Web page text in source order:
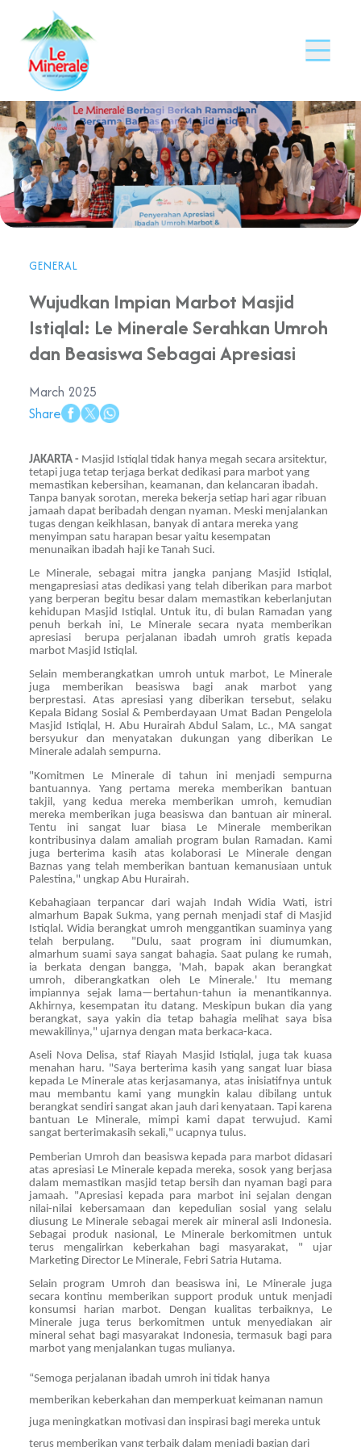
GENERAL
Wujudkan Impian Marbot Masjid
Istiqlal: Le Minerale Serahkan Umroh
dan Beasiswa Sebagai Apresiasi
March 2025
Share
JAKARTA - Masjid Istiqlal tidak hanya megah secara arsitektur,
tetapi juga tetap terjaga berkat dedikasi para marbot yang
memastikan kebersihan, keamanan, dan kelancaran ibadah.
Tanpa banyak sorotan, mereka bekerja setiap hari agar ribuan
jamaah dapat beribadah dengan nyaman. Meski menjalankan
tugas dengan keikhlasan, banyak di antara mereka yang
menyimpan satu harapan besar yaitu kesempatan
menunaikan ibadah haji ke Tanah Suci.
Le Minerale, sebagai mitra jangka panjang Masjid Istiqlal,
mengapresiasi atas dedikasi yang telah diberikan para marbot
yang berperan begitu besar dalam memastikan keberlanjutan
kehidupan Masjid Istiqlal. Untuk itu, di bulan Ramadan yang
penuh berkah ini, Le Minerale secara nyata memberikan
apresiasi berupa perjalanan ibadah umroh gratis kepada
marbot Masjid Istiqlal.
Selain memberangkatkan umroh untuk marbot, Le Minerale
juga memberikan beasiswa bagi anak marbot yang
berprestasi. Atas apresiasi yang diberikan tersebut, selaku
Kepala Bidang Sosial & Pemberdayaan Umat Badan Pengelola
Masjid Istiqlal, H. Abu Hurairah Abdul Salam, Lc., MA sangat
bersyukur dan menyatakan dukungan yang diberikan Le
Minerale adalah sempurna.
"Komitmen Le Minerale di tahun ini menjadi sempurna
bantuannya. Yang pertama mereka memberikan bantuan
takjil, yang kedua mereka memberikan umroh, kemudian
mereka memberikan juga beasiswa dan bantuan air mineral.
Tentu ini sangat luar biasa Le Minerale memberikan
kontribusinya dalam amaliah program bulan Ramadan. Kami
juga berterima kasih atas kolaborasi Le Minerale dengan
Baznas yang telah memberikan bantuan kemanusiaan untuk
Palestina," ungkap Abu Hurairah.
Kebahagiaan terpancar dari wajah Indah Widia Wati, istri
almarhum Bapak Sukma, yang pernah menjadi staf di Masjid
Istiqlal. Widia berangkat umroh menggantikan suaminya yang
telah berpulang. "Dulu, saat program ini diumumkan,
almarhum suami saya sangat bahagia. Saat pulang ke rumah,
ia berkata dengan bangga, 'Mah, bapak akan berangkat
umroh, diberangkatkan oleh Le Minerale.' Itu memang
impiannya sejak lama—bertahun-tahun ia menantikannya.
Akhirnya, kesempatan itu datang. Meskipun bukan dia yang
berangkat, saya yakin dia tetap bahagia melihat saya bisa
mewakilinya," ujarnya dengan mata berkaca-kaca.
Aseli Nova Delisa, staf Riayah Masjid Istiqlal, juga tak kuasa
menahan haru. "Saya berterima kasih yang sangat luar biasa
kepada Le Minerale atas kerjasamanya, atas inisiatifnya untuk
mau membantu kami yang mungkin kalau dibilang untuk
berangkat sendiri sangat akan jauh dari kenyataan. Tapi karena
bantuan Le Minerale, mimpi kami dapat terwujud. Kami
sangat berterimakasih sekali," ucapnya tulus.
Pemberian Umroh dan beasiswa kepada para marbot didasari
atas apresiasi Le Minerale kepada mereka, sosok yang berjasa
dalam memastikan masjid tetap bersih dan nyaman bagi para
jamaah. "Apresiasi kepada para marbot ini sejalan dengan
nilai-nilai kebersamaan dan kepedulian sosial yang selalu
diusung Le Minerale sebagai merek air mineral asli Indonesia.
Sebagai produk nasional, Le Minerale berkomitmen untuk
terus mengalirkan keberkahan bagi masyarakat, " ujar
Marketing Director Le Minerale, Febri Satria Hutama.
Selain program Umroh dan beasiswa ini, Le Minerale juga
secara kontinu memberikan support produk untuk menjadi
konsumsi harian marbot. Dengan kualitas terbaiknya, Le
Minerale juga terus berkomitmen untuk menyediakan air
mineral sehat bagi masyarakat Indonesia, termasuk bagi para
marbot yang menjalankan tugas mulianya.
“Semoga perjalanan ibadah umroh ini tidak hanya
memberikan keberkahan dan memperkuat keimanan namun
juga meningkatkan motivasi dan inspirasi bagi mereka untuk
terus memberikan yang terbaik dalam menjadi bagian dari